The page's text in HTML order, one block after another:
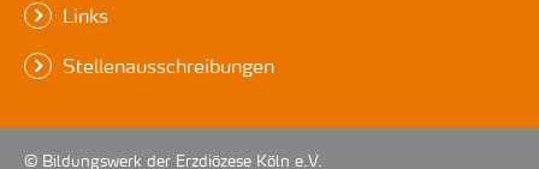
Links
Stellenausschreibungen
© Bildungswerk der Erzdiözese Köln e.V.